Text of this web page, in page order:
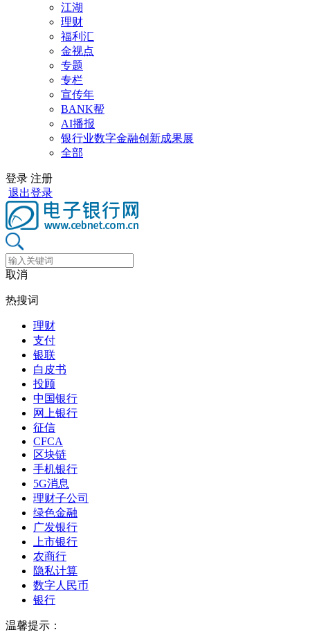
江湖
理财
福利汇
金视点
专题
专栏
宣传年
BANK帮
AI播报
银行业数字金融创新成果展
全部
登录 注册
退出登录
取消
热搜词
理财
支付
银联
白皮书
投顾
中国银行
网上银行
征信
CFCA
区块链
手机银行
5G消息
理财子公司
绿色金融
广发银行
上市银行
农商行
隐私计算
数字人民币
银行
温馨提示：